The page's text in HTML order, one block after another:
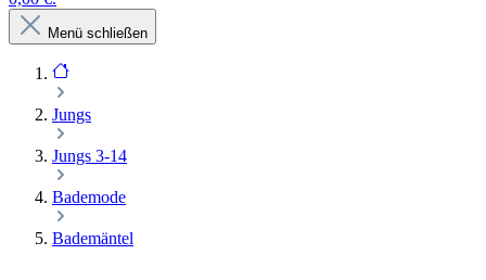
Menü schließen
Jungs
Jungs 3-14
Bademode
Bademäntel